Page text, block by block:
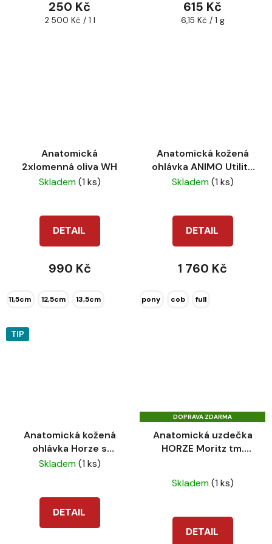
250 Kč
Měrná
2 500 Kč / 1 l
615 Kč
Měrná
6,15 Kč / 1 g
Anatomická
2xlomenná oliva WH
Skladem(1 ks)
DETAIL
990 Kč
11,5cm 12,5cm 13,5cm
Anatomická kožená
ohlávka ANIMO Utility
blu
Skladem(1 ks)
DETAIL
1 760 Kč
pony cob full
TIP
Anatomická kožená
ohlávka Horze s
kamínky + vodítko
Skladem(1 ks)
DETAIL
DOPRAVA ZDARMA
Anatomická uzdečka
HORZE Moritz tm.
hodnocení
5,0
Skladem(1 ks)
DETAIL